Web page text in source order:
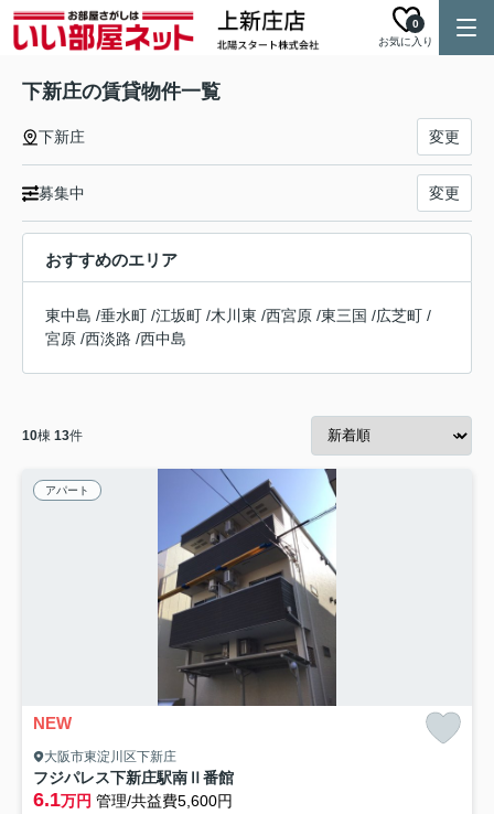
お気に入り
0
下新庄の賃貸物件一覧
下新庄 変更
募集中 変更
おすすめのエリア
東中島 /垂水町 /江坂町 /木川東 /西宮原 /東三国 /広芝町 /
宮原 /西淡路 /西中島
10棟 13件
アパート
NEW
大阪市東淀川区下新庄
フジパレス下新庄駅南Ⅱ番館
6.1万円 管理/共益費5,600円